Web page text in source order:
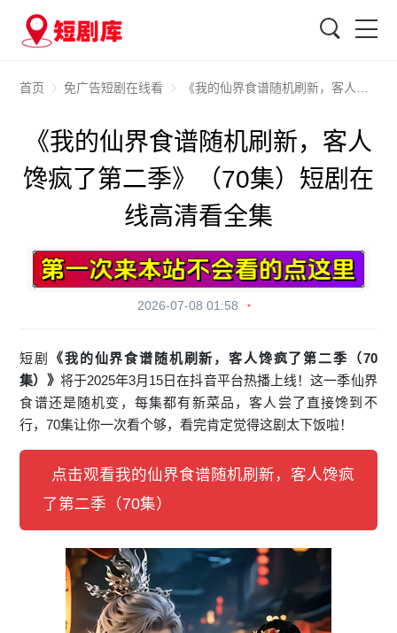
首页 免广告短剧在线看 《我的仙界食谱随机刷新，客人馋疯了第二季》（70集）短剧在线高清看全集
《我的仙界食谱随机刷新，客人
馋疯了第二季》（70集）短剧在
线高清看全集
2026-07-08 01:58
短剧
《我的仙界食谱随机刷新，客人馋疯了第二季（70
集）》 将于2025年3月15日在抖音平台热播上线！这一季仙界
食谱还是随机变，每集都有新菜品，客人尝了直接馋到不
行，70集让你一次看个够，看完肯定觉得这剧太下饭啦！
点击观看我的仙界食谱随机刷新，客人馋疯
了第二季（70集）